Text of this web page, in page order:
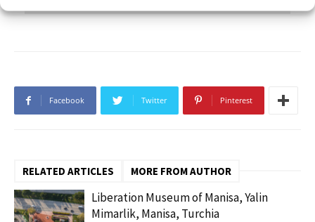
Facebook Twitter Pinterest
RELATED ARTICLES MORE FROM AUTHOR
Liberation Museum of Manisa, Yalin
Mimarlik, Manisa, Turchia